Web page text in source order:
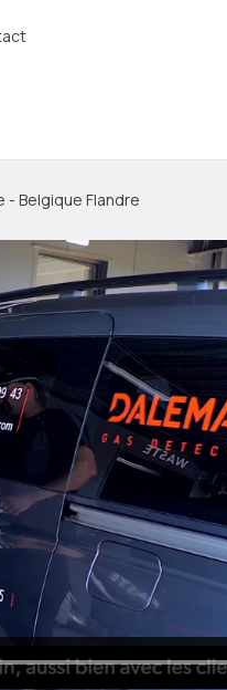
- Belgique Flandre